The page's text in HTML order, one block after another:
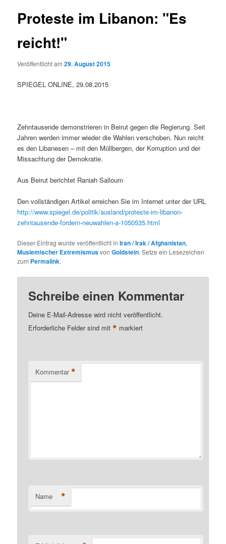
Proteste im Libanon: "Es
reicht!"
Veröffentlicht am29. August 2015
SPIEGEL ONLINE, 29.08.2015
Zehntausende demonstrieren in Beirut gegen die Regierung. Seit
Jahren werden immer wieder die Wahlen verschoben. Nun reicht
es den Libanesen – mit den Müllbergen, der Korruption und der
Missachtung der Demokratie.
Aus Beirut berichtet Raniah Salloum
Den vollständigen Artikel erreichen Sie im Internet unter der URL
http://www.spiegel.de/politik/ausland/proteste-im-libanon-
zehntausende-fordern-neuwahlen-a-1050535.html
Dieser Eintrag wurde veröffentlicht inIran / Irak / Afghanistan,
Muslemischer ExtremismusvonGoldstein. Setze ein Lesezeichen
zum Permalink.
Schreibe einen Kommentar
Deine E-Mail-Adresse wird nicht veröffentlicht.
Erforderliche Felder sind mit* markiert
Kommentar *
Name *